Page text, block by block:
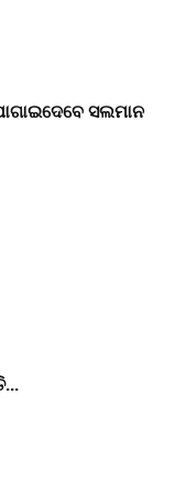
ସଲମାନ